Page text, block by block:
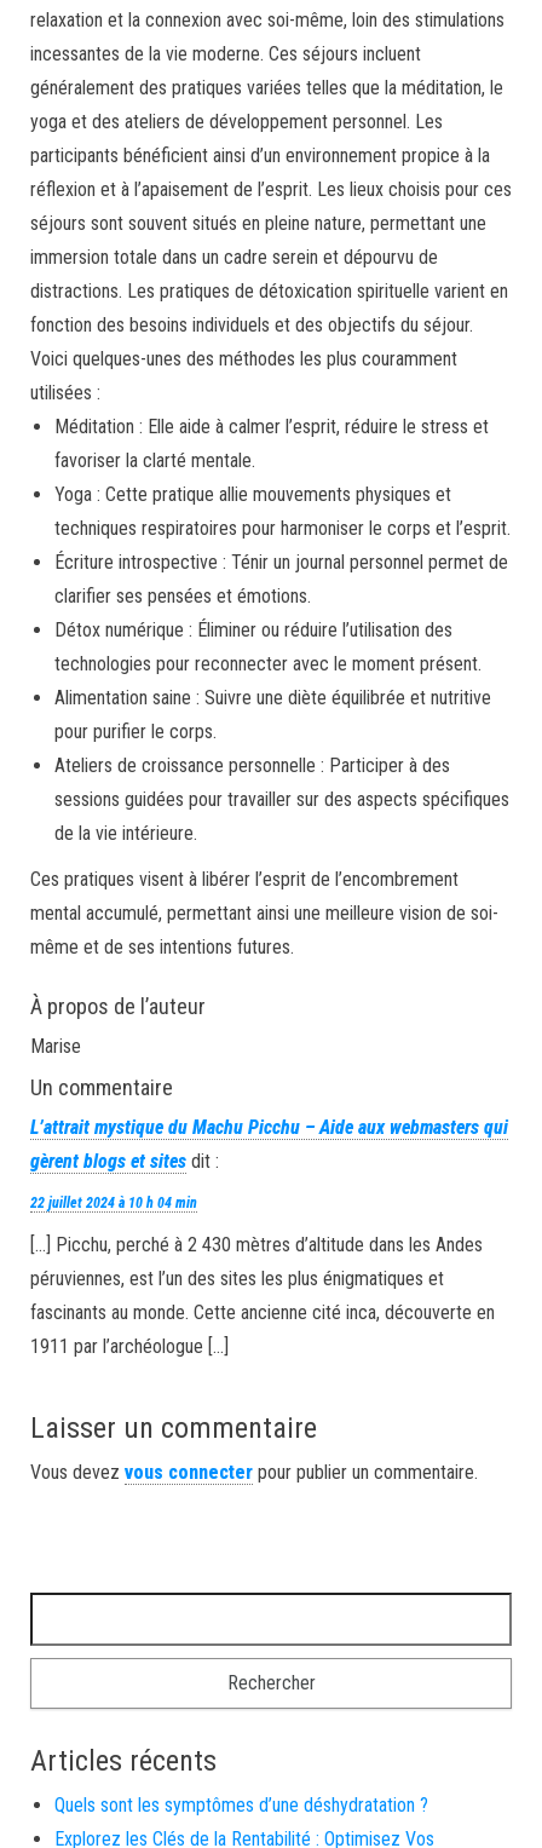
relaxation et la connexion avec soi-même, loin des stimulations
incessantes de la vie moderne. Ces séjours incluent
généralement des pratiques variées telles que la méditation, le
yoga et des ateliers de développement personnel. Les
participants bénéficient ainsi d’un environnement propice à la
réflexion et à l’apaisement de l’esprit. Les lieux choisis pour ces
séjours sont souvent situés en pleine nature, permettant une
immersion totale dans un cadre serein et dépourvu de
distractions. Les pratiques de détoxication spirituelle varient en
fonction des besoins individuels et des objectifs du séjour.
Voici quelques-unes des méthodes les plus couramment
utilisées :
Méditation : Elle aide à calmer l’esprit, réduire le stress et
favoriser la clarté mentale.
Yoga : Cette pratique allie mouvements physiques et
techniques respiratoires pour harmoniser le corps et l’esprit.
Écriture introspective : Ténir un journal personnel permet de
clarifier ses pensées et émotions.
Détox numérique : Éliminer ou réduire l’utilisation des
technologies pour reconnecter avec le moment présent.
Alimentation saine : Suivre une diète équilibrée et nutritive
pour purifier le corps.
Ateliers de croissance personnelle : Participer à des
sessions guidées pour travailler sur des aspects spécifiques
de la vie intérieure.
Ces pratiques visent à libérer l’esprit de l’encombrement
mental accumulé, permettant ainsi une meilleure vision de soi-
même et de ses intentions futures.
À propos de l’auteur
Marise
Un commentaire
L’attrait mystique du Machu Picchu – Aide aux webmasters qui
gèrent blogs et sites dit :
22 juillet 2024 à 10 h 04 min
[…] Picchu, perché à 2 430 mètres d’altitude dans les Andes
péruviennes, est l’un des sites les plus énigmatiques et
fascinants au monde. Cette ancienne cité inca, découverte en
1911 par l’archéologue […]
Laisser un commentaire
Vous devez vous connecter pour publier un commentaire.
Articles récents
Quels sont les symptômes d’une déshydratation ?
Explorez les Clés de la Rentabilité : Optimisez Vos